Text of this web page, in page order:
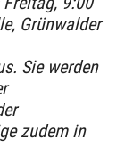
Grünwalder
Sie werden
zudem in